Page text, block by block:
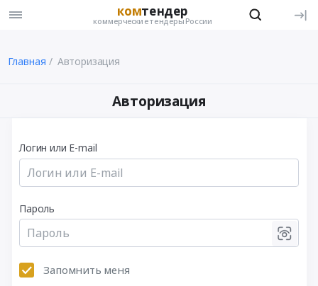
комтендер
коммерческие тендеры России
Главная Авторизация
Авторизация
Логин или E-mail
Пароль
Запомнить меня